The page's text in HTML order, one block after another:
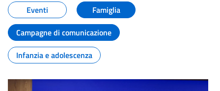
Eventi
Famiglia
Campagne di comunicazione
Infanzia e adolescenza